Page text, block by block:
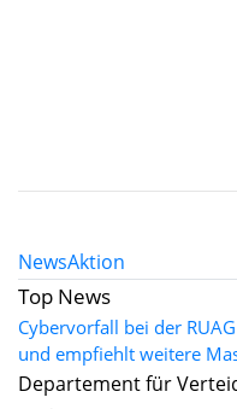
NewsAktion
Top News
Cybervorfall bei der
und empfiehlt weitere
Departement für